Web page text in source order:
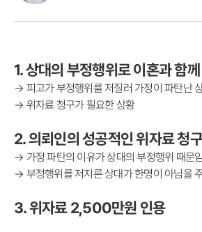
1. 상대의 부정행위로 이혼과 함
→ 피고가 부정행위를 저질러 가정이 파탄난
→ 위자료 청구가 필요한 상황
2. 의뢰인의 성공적인 위자료 청
→ 가정 파탄의 이유가 상대의 부정행위 때문
→ 부정행위를 저지른 상대가 한명이 아님을
3. 위자료 2,500만원 인용